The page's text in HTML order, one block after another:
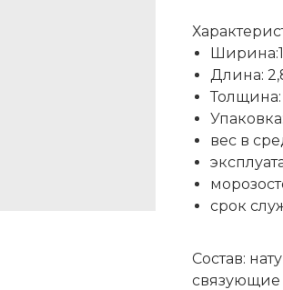
Длина:
Толщина:
вес в
срок
Состав:
связующие